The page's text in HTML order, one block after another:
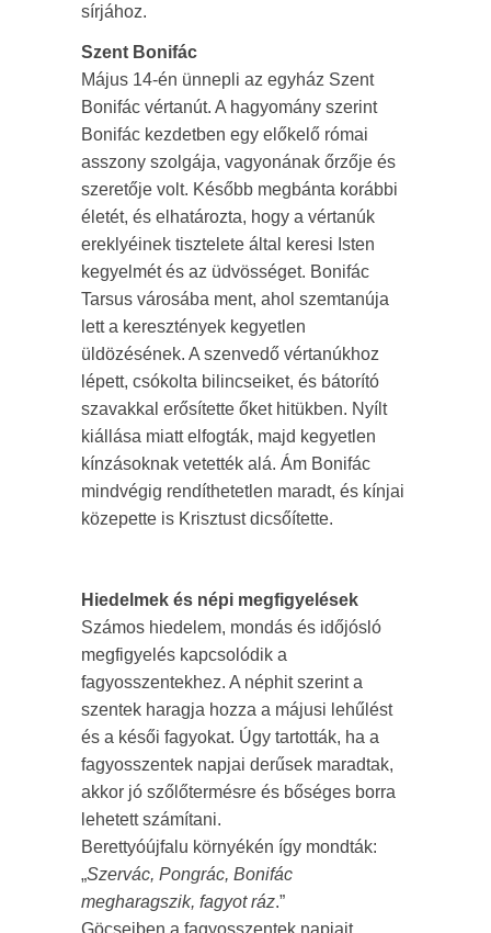
sírjához.
Szent Bonifác
Május 14-én ünnepli az egyház Szent
Bonifác vértanút. A hagyomány szerint
Bonifác kezdetben egy előkelő római
asszony szolgája, vagyonának őrzője és
szeretője volt. Később megbánta korábbi
életét, és elhatározta, hogy a vértanúk
ereklyéinek tisztelete által keresi Isten
kegyelmét és az üdvösséget. Bonifác
Tarsus városába ment, ahol szemtanúja
lett a keresztények kegyetlen
üldözésének. A szenvedő vértanúkhoz
lépett, csókolta bilincseiket, és bátorító
szavakkal erősítette őket hitükben. Nyílt
kiállása miatt elfogták, majd kegyetlen
kínzásoknak vetették alá. Ám Bonifác
mindvégig rendíthetetlen maradt, és kínjai
közepette is Krisztust dicsőítette.
Hiedelmek és népi megfigyelések
Számos hiedelem, mondás és időjósló
megfigyelés kapcsolódik a
fagyosszentekhez. A néphit szerint a
szentek haragja hozza a májusi lehűlést
és a késői fagyokat. Úgy tartották, ha a
fagyosszentek napjai derűsek maradtak,
akkor jó szőlőtermésre és bőséges borra
lehetett számítani.
Berettyóújfalu környékén így mondták:
„Szervác, Pongrác, Bonifác
megharagszik, fagyot ráz.”
Göcsejben a fagyosszentek napjait